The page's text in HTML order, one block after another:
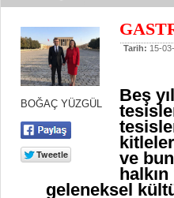
BOĞAÇ YÜZGÜL
Tarih: 15-
Beş
ve
geleneksel